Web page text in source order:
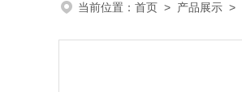
当前位置： 首页 > 产品展示 >